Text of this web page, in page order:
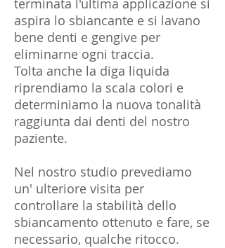
terminata l'ultima applicazione si
aspira lo sbiancante e si lavano
bene denti e gengive per
eliminarne ogni traccia.
Tolta anche la diga liquida
riprendiamo la scala colori e
determiniamo la nuova tonalità
raggiunta dai denti del nostro
paziente.
Nel nostro studio prevediamo
un' ulteriore visita per
controllare la stabilità dello
sbiancamento ottenuto e fare, se
necessario, qualche ritocco.